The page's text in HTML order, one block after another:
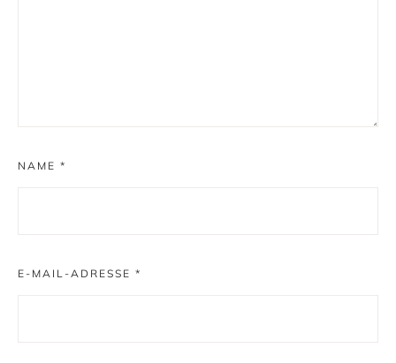
NAME *
E-MAIL-ADRESSE *